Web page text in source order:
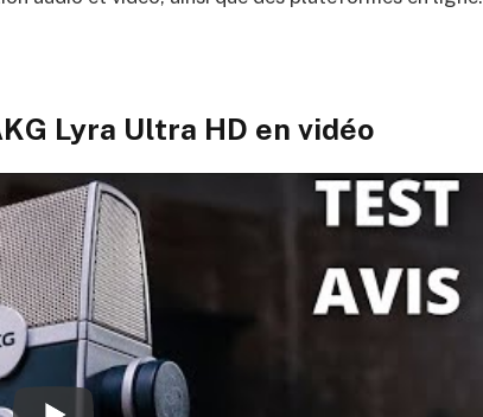
Lyra Ultra HD en vidéo